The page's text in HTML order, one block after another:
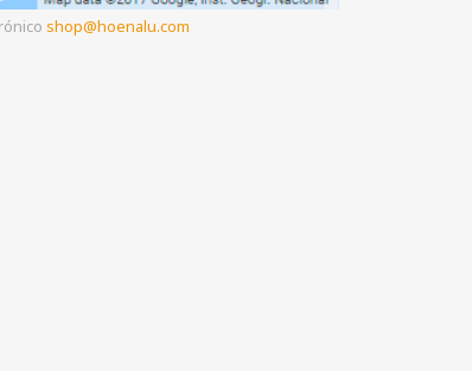
shop hoenalu.com